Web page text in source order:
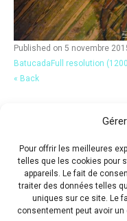
Pour offrir les meilleures
telles que les cookies pour
appareils. Le fait de
traiter des données telles
uniques sur ce site. Le
consentement peut avoir
Published on 5 novembre
Batucada Full resolution
« Back